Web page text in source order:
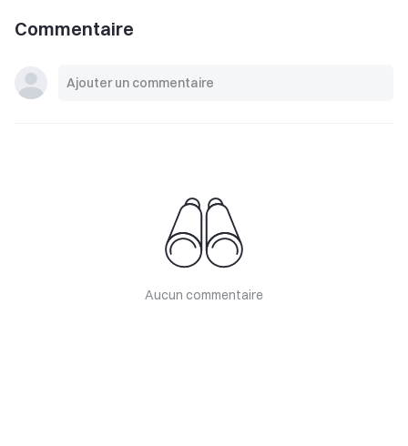
Commentaire
Aucun commentaire